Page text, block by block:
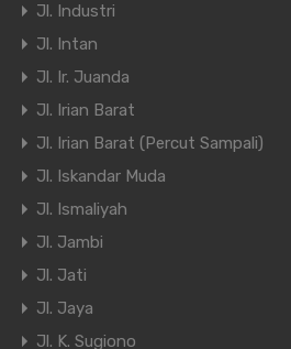
Jl. Industri
Jl. Intan
Jl. Ir. Juanda
Jl. Irian Barat
Jl. Irian Barat (Percut Sampali)
Jl. Iskandar Muda
Jl. Ismaliyah
Jl. Jambi
Jl. Jati
Jl. Jaya
Jl. K. Sugiono